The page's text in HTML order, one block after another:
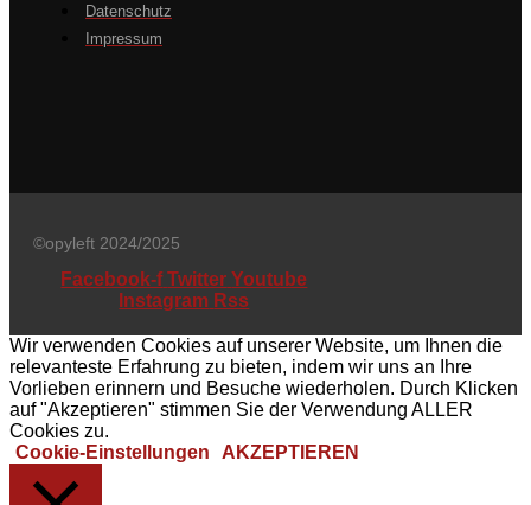
Datenschutz
Impressum
©opyleft 2024/2025
Facebook-f Twitter Youtube
Instagram Rss
Wir verwenden Cookies auf unserer Website, um Ihnen die
relevanteste Erfahrung zu bieten, indem wir uns an Ihre
Vorlieben erinnern und Besuche wiederholen. Durch Klicken
auf "Akzeptieren" stimmen Sie der Verwendung ALLER
Cookies zu.
Cookie-Einstellungen
AKZEPTIEREN